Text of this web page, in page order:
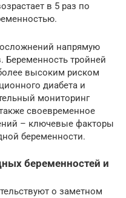
в 5 раз по
осложнений напрямую
Беременность тройней
высоким риском
диабета и
мониторинг
своевременное
– ключевые факторы
беременности.
беременностей и
о заметном